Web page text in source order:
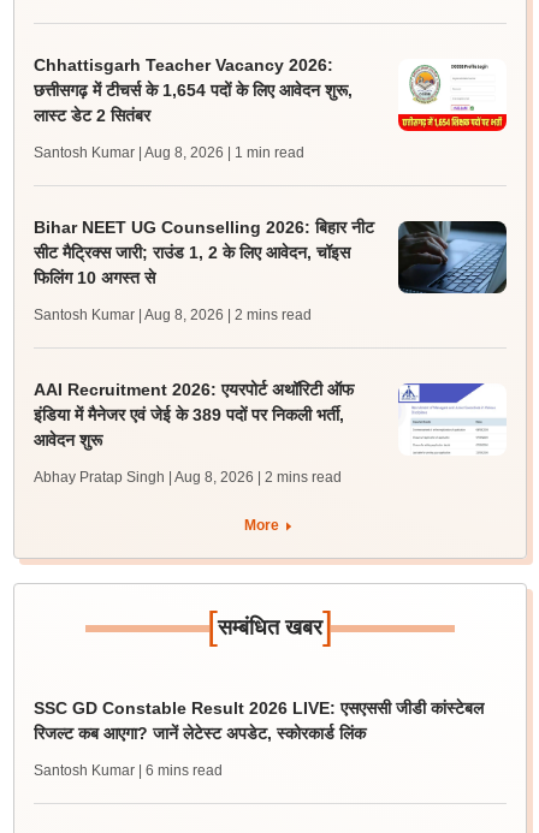
Chhattisgarh Teacher Vacancy 2026:
छत्तीसगढ़ में टीचर्स के 1,654 पदों के लिए आवेदन शुरू,
लास्ट डेट 2 सितंबर
Santosh Kumar | Aug 8, 2026 | 1 min read
Bihar NEET UG Counselling 2026: बिहार नीट
सीट मैट्रिक्स जारी; राउंड 1, 2 के लिए आवेदन, चॉइस
फिलिंग 10 अगस्त से
Santosh Kumar | Aug 8, 2026 | 2 mins read
AAI Recruitment 2026: एयरपोर्ट अथॉरिटी ऑफ
इंडिया में मैनेजर एवं जेई के 389 पदों पर निकली भर्ती,
आवेदन शुरू
Abhay Pratap Singh | Aug 8, 2026 | 2 mins read
More
[सम्बंधित खबर]
SSC GD Constable Result 2026 LIVE: एसएससी जीडी कांस्टेबल
रिजल्ट कब आएगा? जानें लेटेस्ट अपडेट, स्कोरकार्ड लिंक
Santosh Kumar | 6 mins read